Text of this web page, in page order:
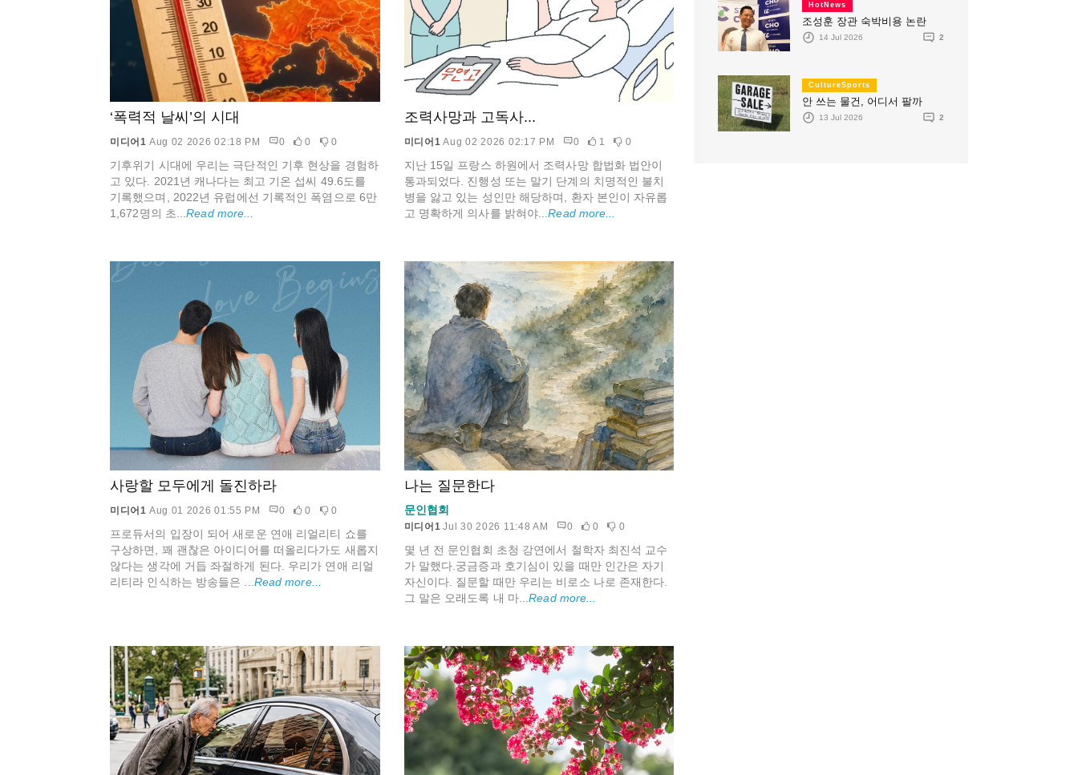
‘폭력적 날씨’의 시대
미디어1 Aug 02 2026 02:18 PM 0 0 0
기후위기 시대에 우리는 극단적인 기후 현상을 경험하
고 있다. 2021년 캐나다는 최고 기온 섭씨 49.6도를
기록했으며, 2022년 유럽에선 기록적인 폭염으로 6만
1,672명의 초...Read more...
조력사망과 고독사...
미디어1 Aug 02 2026 02:17 PM 0 1 0
지난 15일 프랑스 하원에서 조력사망 합법화 법안이
통과되었다. 진행성 또는 말기 단계의 치명적인 불치
병을 앓고 있는 성인만 해당하며, 환자 본인이 자유롭
고 명확하게 의사를 밝혀야...Read more...
사랑할 모두에게 돌진하라
미디어1 Aug 01 2026 01:55 PM 0 0 0
프로듀서의 입장이 되어 새로운 연애 리얼리티 쇼를
구상하면, 꽤 괜찮은 아이디어를 떠올리다가도 새롭지
않다는 생각에 거듭 좌절하게 된다. 우리가 연애 리얼
리티라 인식하는 방송들은 ...Read more...
나는 질문한다
문인협회
미디어1 Jul 30 2026 11:48 AM 0 0 0
몇 년 전 문인협회 초청 강연에서 철학자 최진석 교수
가 말했다.궁금증과 호기심이 있을 때만 인간은 자기
자신이다. 질문할 때만 우리는 비로소 나로 존재한다.
그 말은 오래도록 내 마...Read more...
HotNews
조성훈 장관 숙박비용 논란
14 Jul 2026 2
CultureSports
안 쓰는 물건, 어디서 팔까
13 Jul 2026 2